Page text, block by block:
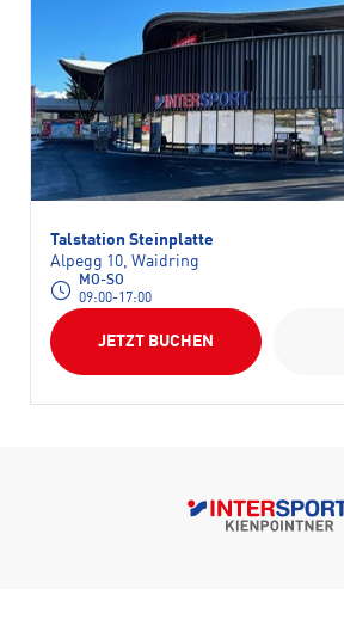
Talstation Steinplatte
Alpegg 10, Waidring
MO-SO
09:00-17:00
JETZT BUCHEN